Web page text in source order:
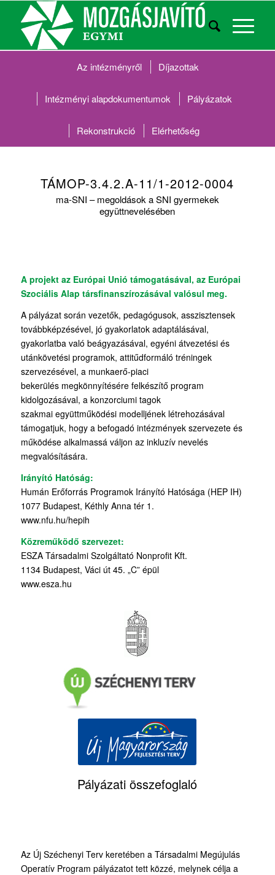
Az intézményről Díjazottak
Intézményi alapdokumentumok Pályázatok
Rekonstrukció Elérhetőség
TÁMOP-3.4.2.A-11/1-2012-0004
ma-SNI – megoldások a SNI gyermekek
együttnevelésében
A projekt az Európai Unió támogatásával, az Európai
Szociális Alap társfinanszírozásával valósul meg.
A pályázat során vezetők, pedagógusok, asszisztensek
továbbképzésével, jó gyakorlatok adaptálásával,
gyakorlatba való beágyazásával, egyéni átvezetési és
utánkövetési programok, attitűdformáló tréningek
szervezésével, a munkaerő-piaci
bekerülés megkönnyítésére felkészítő program
kidolgozásával, a konzorciumi tagok
szakmai együttműködési modelljének létrehozásával
támogatjuk, hogy a befogadó intézmények szervezete és
működése alkalmassá váljon az inkluzív nevelés
megvalósítására.
Irányító Hatóság:
Humán Erőforrás Programok Irányító Hatósága (HEP IH)
1077 Budapest, Kéthly Anna tér 1.
www.nfu.hu/hepih
Közreműködő szervezet:
ESZA Társadalmi Szolgáltató Nonprofit Kft.
1134 Budapest, Váci út 45. „C” épül
www.esza.hu
Pályázati összefoglaló
Az Új Széchenyi Terv keretében a Társadalmi Megújulás
Operatív Program pályázatot tett közzé, melynek célja a